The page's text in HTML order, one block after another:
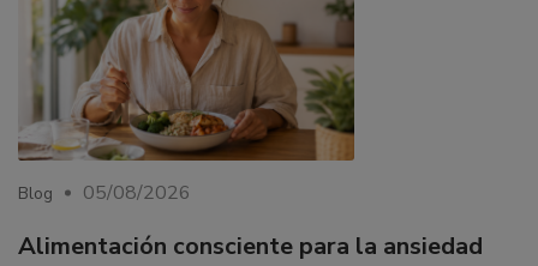
Blog 05/08/2026
Alimentación consciente para la ansiedad